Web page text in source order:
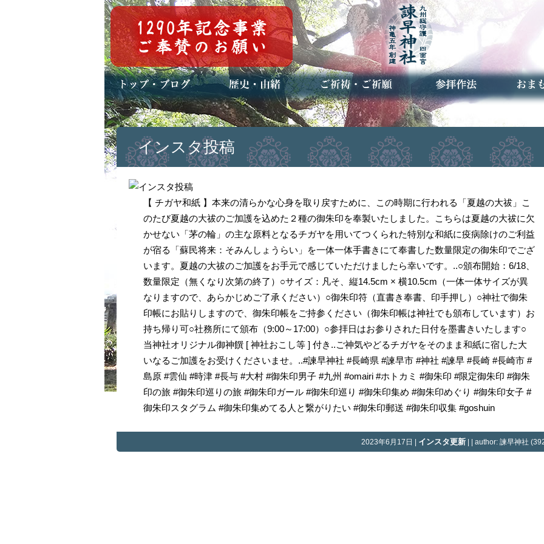
トップページ
ブログ(日々八百万)
お知らせ一覧 歴史・ご祭神
年中行事
メディア掲載 ご祈祷・ご祈願とは
安産祈願
初宮参り
七五三詣
長寿のお祝い
神前結婚式
厄祓い・方位除け
車のお祓い
地鎮祭
神葬祭（神式の葬儀） 神社とは
お参りの作法
インスタ投稿
【 チガヤ和紙 】本来の清らかな心身を取り戻すために、この時期に行われる「夏越の大祓」こ
のたび夏越の大祓のご加護を込めた２種の御朱印を奉製いたしました。こちらは夏越の大祓に欠
かせない「茅の輪」の主な原料となるチガヤを用いてつくられた特別な和紙に疫病除けのご利益
が宿る「蘇民将来：そみんしょうらい」を一体一体手書きにて奉書した数量限定の御朱印でござ
います。夏越の大祓のご加護をお手元で感じていただけましたら幸いです。..○頒布開始：6/18、
数量限定（無くなり次第の終了）○サイズ：凡そ、縦14.5cm × 横10.5cm（一体一体サイズが異
なりますので、あらかじめご了承ください）○御朱印符（直書き奉書、印手押し）○神社で御朱
印帳にお貼りしますので、御朱印帳をご持参ください（御朱印帳は神社でも頒布しています）お
持ち帰り可○社務所にて頒布（9:00～17:00）○参拝日はお参りされた日付を墨書きいたします○
当神社オリジナル御神饌 [ 神社おこし等 ] 付き..ご神気やどるチガヤをそのまま和紙に宿した大
いなるご加護をお受けくださいませ。..#諫早神社 #長崎県 #諫早市 #神社 #諫早 #長崎 #長崎市 #
島原 #雲仙 #時津 #長与 #大村 #御朱印男子 #九州 #omairi #ホトカミ #御朱印 #限定御朱印 #御朱
印の旅 #御朱印巡りの旅 #御朱印ガール #御朱印巡り #御朱印集め #御朱印めぐり #御朱印女子 #
御朱印スタグラム #御朱印集めてる人と繋がりたい #御朱印郵送 #御朱印収集 #goshuin
2023年6月17日 | インスタ更新 | | author: 諫早神社